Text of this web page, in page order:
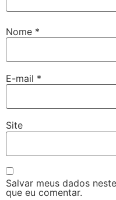
Nome *
E-mail *
Site
Salvar meus dados
que eu comentar.